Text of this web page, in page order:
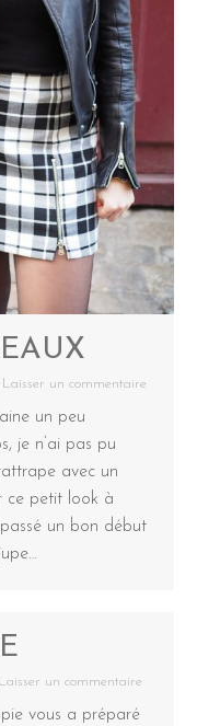
Laisser un commentaire
un peu
je n’ai pas pu
avec un
ce petit look à
passé un bon début
Laisser un commentaire
vous a préparé